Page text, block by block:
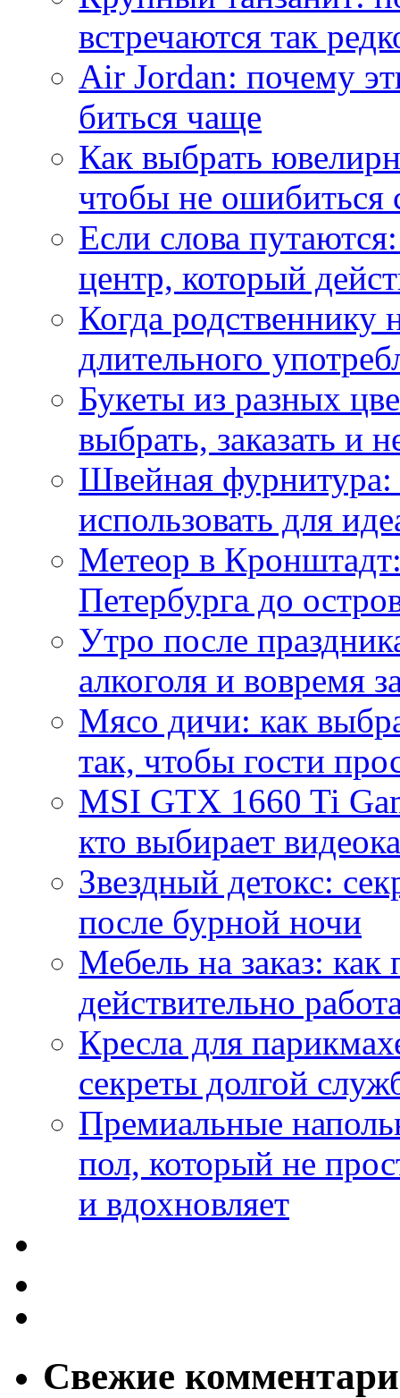
встречаются так
Air Jordan: почему
биться чаще
Как выбрать
чтобы не ошибиться
Если слова
центр, который
Когда
длительного
Букеты из разных
выбрать, заказать и
Швейная фурнитура:
использовать для
Метеор в
Петербурга до
Утро после
алкоголя и вовремя
Мясо дичи: как
так, чтобы гости
MSI GTX 1660 Ti
кто выбирает
Звездный детокс:
после бурной ночи
Мебель на заказ:
действительно
Кресла для
секреты долгой
Премиальные
пол, который не
и вдохновляет
Свежие